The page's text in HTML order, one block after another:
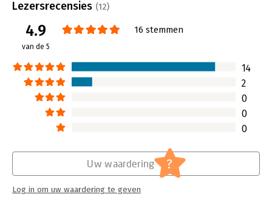
behulp van drie blokken en twaalf
inkleuren.
Lees verder
Lezersrecensies (12)
4.9
van de 5
16 stemmen
14
2
0
0
0
Uw waardering ?
Log in om uw waardering te geven